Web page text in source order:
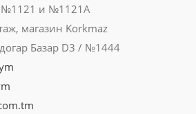
№1121 и №1121A
магазин Korkmaz
Базар D3 / №1444